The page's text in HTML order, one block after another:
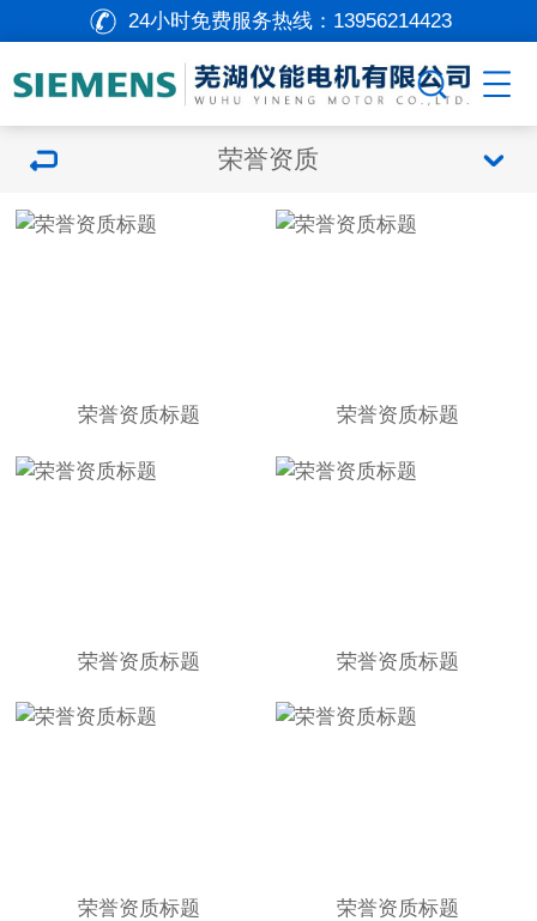
24小时免费服务热线： 13956214423
荣誉资质
荣誉资质标题 荣誉资质标题
荣誉资质标题 荣誉资质标题
荣誉资质标题 荣誉资质标题